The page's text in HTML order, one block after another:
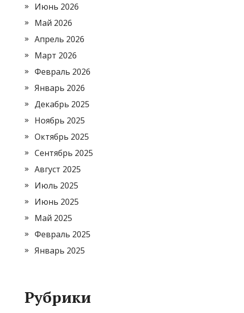
Июнь 2026
Май 2026
Апрель 2026
Март 2026
Февраль 2026
Январь 2026
Декабрь 2025
Ноябрь 2025
Октябрь 2025
Сентябрь 2025
Август 2025
Июль 2025
Июнь 2025
Май 2025
Февраль 2025
Январь 2025
Рубрики